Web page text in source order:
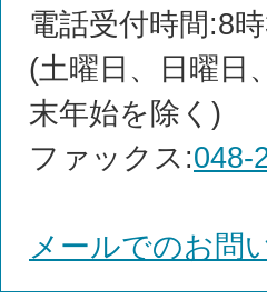
電話受付時間:8
(土曜日、日曜日
末年始を除く)
ファックス:048-
メールでのお問